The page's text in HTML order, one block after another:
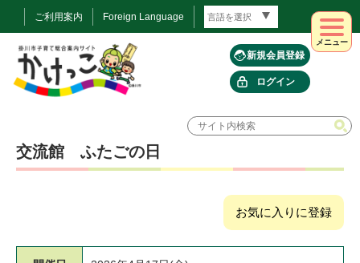
ご利用案内 Foreign Language
新規会員登録
ログイン
メニュー
交流館 ふたごの日
お気に入りに登録